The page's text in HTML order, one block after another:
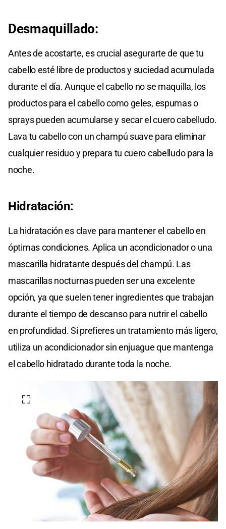
Desmaquillado:
Antes de acostarte, es crucial asegurarte de que tu
cabello esté libre de productos y suciedad acumulada
durante el día. Aunque el cabello no se maquilla, los
productos para el cabello como geles, espumas o
sprays pueden acumularse y secar el cuero cabelludo.
Lava tu cabello con un champú suave para eliminar
cualquier residuo y prepara tu cuero cabelludo para la
noche.
Hidratación:
La hidratación es clave para mantener el cabello en
óptimas condiciones. Aplica un acondicionador o una
mascarilla hidratante después del champú. Las
mascarillas nocturnas pueden ser una excelente
opción, ya que suelen tener ingredientes que trabajan
durante el tiempo de descanso para nutrir el cabello
en profundidad. Si prefieres un tratamiento más ligero,
utiliza un acondicionador sin enjuague que mantenga
el cabello hidratado durante toda la noche.